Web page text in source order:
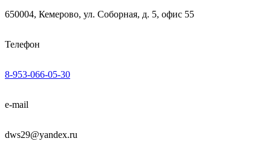
650004, Кемерово, ул. Соборная, д. 5, офис 55
Телефон
8-953-066-05-30
e-mail
dws29@yandex.ru